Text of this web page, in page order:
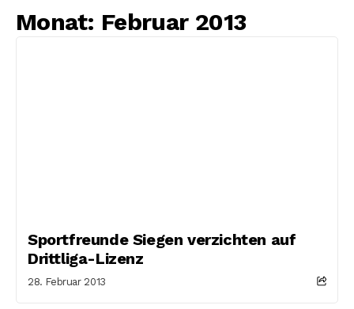
Monat: Februar 2013
Sportfreunde Siegen verzichten auf
Drittliga-Lizenz
28. Februar 2013